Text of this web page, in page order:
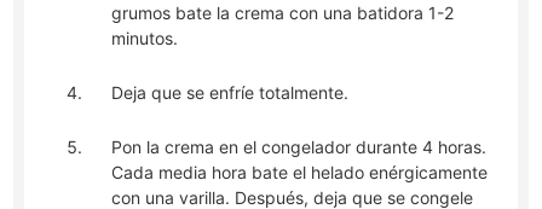
grumos bate la crema con una batidora 1-2
minutos.
Deja que se enfríe totalmente.
Pon la crema en el congelador durante 4 horas.
Cada media hora bate el helado enérgicamente
con una varilla. Después, deja que se congele